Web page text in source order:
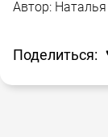
Автор:
Поделиться: